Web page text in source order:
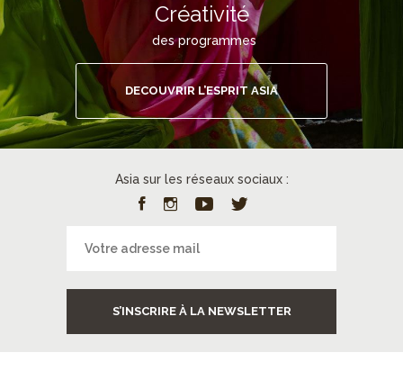
Créativité
des programmes
DECOUVRIR L’ESPRIT ASIA
Asia sur les réseaux sociaux :
S’INSCRIRE À LA NEWSLETTER